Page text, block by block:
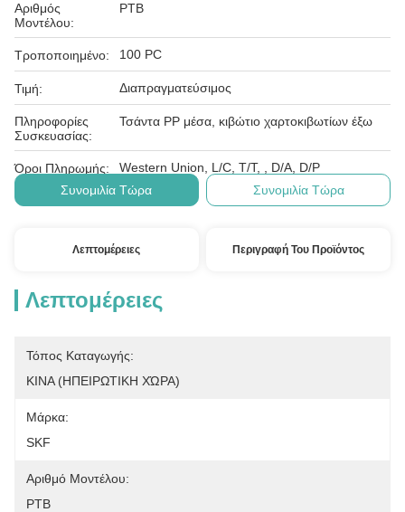
Αριθμός
Μοντέλου:
PTB
Τροποποιημένο: 100 PC
Τιμή: Διαπραγματεύσιμος
Πληροφορίες
Συσκευασίας:
Τσάντα PP μέσα, κιβώτιο χαρτοκιβωτίων έξω
Όροι Πληρωμής:
Western Union, L/C, T/T, , D/A, D/P
Συνομιλία Τώρα
Συνομιλία Τώρα
Λεπτομέρειες Περιγραφή Του Προϊόντος
Λεπτομέρειες
Τόπος Καταγωγής:
ΚΙΝΑ (ΗΠΕΙΡΩΤΙΚΗ ΧΏΡΑ)
Μάρκα:
SKF
Αριθμό Μοντέλου:
PTB